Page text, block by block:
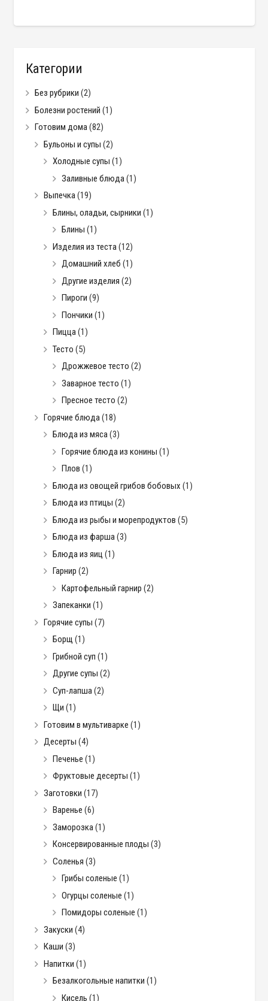
Категории
Без рубрики (2)
Болезни ростений (1)
Готовим дома(82)
Бульоны и супы (2)
Холодные супы (1)
Заливные блюда(1)
Выпечка(19)
Блины, оладьи, сырники (1)
Блины (1)
Изделия из теста(12)
Домашний хлеб (1)
Другие изделия (2)
Пироги (9)
Пончики (1)
Пицца(1)
Тесто (5)
Дрожжевое тесто (2)
Заварное тесто (1)
Пресное тесто (2)
Горячие блюда(18)
Блюда из мяса(3)
Горячие блюда из конины (1)
Плов (1)
Блюда из овощей грибов бобовых (1)
Блюда из птицы (2)
Блюда из рыбы и морепродуктов (5)
Блюда из фарша(3)
Блюда из яиц (1)
Гарнир (2)
Картофельный гарнир (2)
Запеканки (1)
Горячие супы (7)
Борщ (1)
Грибной суп (1)
Другие супы (2)
Суп-лапша(2)
Щи (1)
Готовим в мультиварке (1)
Десерты (4)
Печенье (1)
Фруктовые десерты (1)
Заготовки (17)
Варенье (6)
Заморозка(1)
Консервированные плоды (3)
Соленья (3)
Грибы соленые (1)
Огурцы соленые (1)
Помидоры соленые (1)
Закуски (4)
Каши (3)
Напитки (1)
Безалкогольные напитки (1)
Кисель (1)